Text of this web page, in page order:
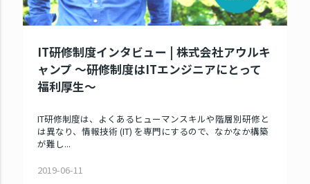
IT研修制度インタビュー | 株式会社アウルキ
ャンプ ～研修制度はITエンジニアにとって
福利厚生～
IT研修制度は、よくあるヒューマンスキルや階層別研修と
は異なり、情報技術 (IT) を専門にするので、なかなか構築
が難し...
2019-06-11